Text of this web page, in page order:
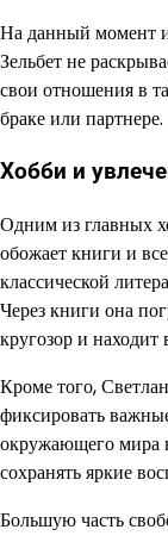
На данный момент
Зельбет не
свои отношения в
браке или партнере.
Хобби и
Одним из главных
обожает книги и
классической
Через книги она
кругозор и находит
Кроме того,
фиксировать
окружающего мира
сохранять яркие
Большую часть